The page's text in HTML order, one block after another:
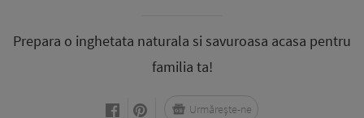
Prepara o inghetata naturala si savuroasa acasa pentru
familia ta!
Urmărește-ne